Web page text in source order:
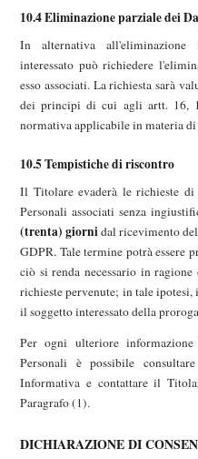
10.4 Eliminazione parziale dei
In alternativa all'eliminazione
interessato può richiedere
esso associati. La richiesta sarà
dei principi di cui agli artt. 16,
normativa applicabile in materia
10.5 Tempistiche di riscontro
Il Titolare evaderà le richieste
Personali associati senza
(trenta) giornidal ricevimento
GDPR. Tale termine potrà essere
ciò si renda necessario in
richieste pervenute; in tale
il soggetto interessato della
Per ogni ulteriore
Personali è possibile
Informativa e contattare il
Paragrafo (1).
DICHIARAZIONE DI